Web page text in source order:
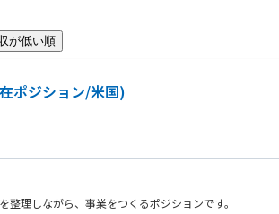
が低い順
ポジション/米国)
整理しながら、事業をつくるポジションです。